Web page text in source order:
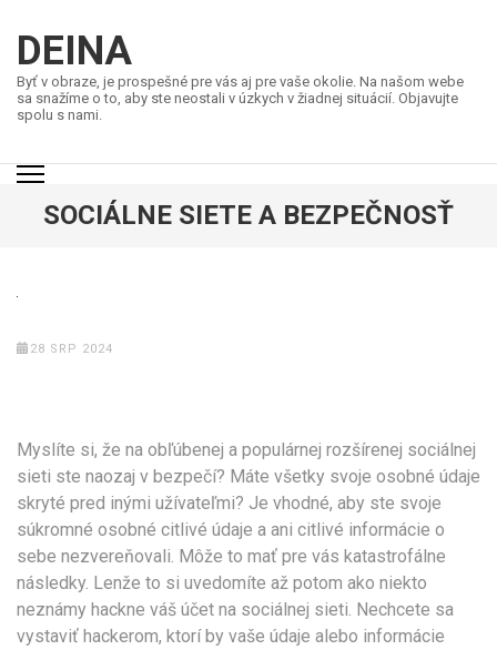
obsah
(stiskněte
Enter)
DEINA
Byť v obraze, je prospešné pre vás aj pre vaše okolie. Na našom webe
sa snažíme o to, aby ste neostali v úzkych v žiadnej situácií. Objavujte
spolu s nami.
SOCIÁLNE SIETE A BEZPEČNOSŤ
28 SRP 2024
Myslíte si, že na obľúbenej a populárnej rozšírenej sociálnej
sieti ste naozaj v bezpečí? Máte všetky svoje osobné údaje
skryté pred inými užívateľmi? Je vhodné, aby ste svoje
súkromné osobné citlivé údaje a ani citlivé informácie o
sebe nezvereňovali. Môže to mať pre vás katastrofálne
následky. Lenže to si uvedomíte až potom ako niekto
neznámy hackne váš účet na sociálnej sieti. Nechcete sa
vystaviť hackerom, ktorí by vaše údaje alebo informácie